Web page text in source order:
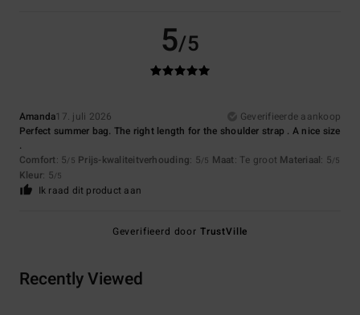
5/5
Amanda17. juli 2026
Geverifieerde aankoop
Perfect summer bag. The right length for the shoulder strap . A nice size
.
Comfort: 5/5 Prijs-kwaliteitverhouding: 5/5 Maat: Te groot Materiaal: 5/5
Kleur: 5/5
Ik raad dit product aan
Geverifieerd door TrustVille
Recently Viewed